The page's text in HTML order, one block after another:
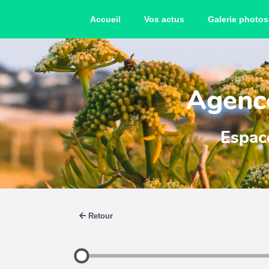
Accueil Vos actus Galerie photos
Retour